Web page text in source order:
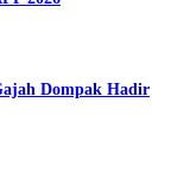
Dompak Hadir